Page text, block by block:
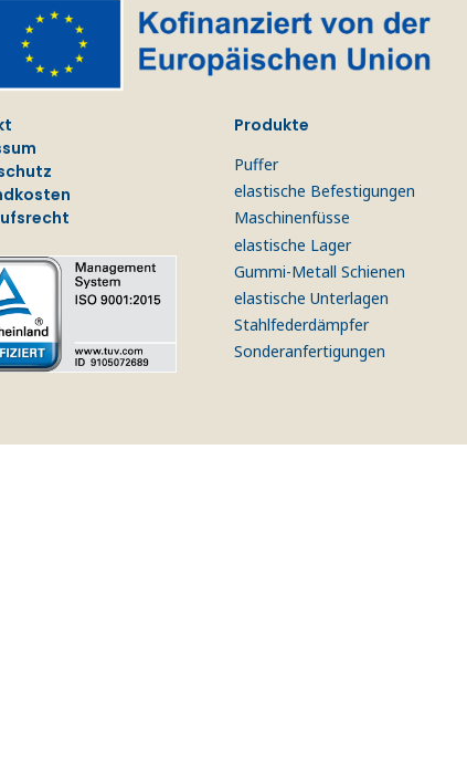
Produkte
Puffer
elastische Befestigungen
Maschinenfüsse
elastische Lager
Gummi-Metall Schienen
elastische Unterlagen
Stahlfederdämpfer
Sonderanfertigungen